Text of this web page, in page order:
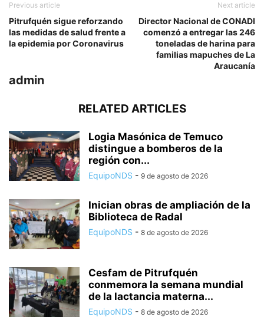
Previous article
Pitrufquén sigue reforzando
las medidas de salud frente a
la epidemia por Coronavirus
Next article
Director Nacional de CONADI
comenzó a entregar las 246
toneladas de harina para
familias mapuches de La
Araucanía
admin
RELATED ARTICLES
Logia Masónica de Temuco
distingue a bomberos de la
región con...
EquipoNDS - 9 de agosto de 2026
Inician obras de ampliación de la
Biblioteca de Radal
EquipoNDS - 8 de agosto de 2026
Cesfam de Pitrufquén
conmemora la semana mundial
de la lactancia materna...
EquipoNDS - 8 de agosto de 2026